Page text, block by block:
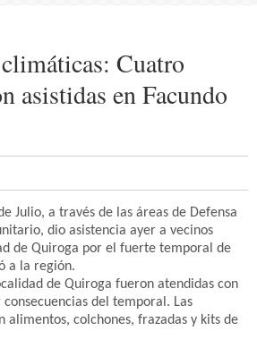
Cuatro
asistidas en Facundo
Julio, a través de las áreas de Defensa
dio asistencia ayer a vecinos
de Quiroga por el fuerte temporal de
a la región.
de Quiroga fueron atendidas con
del temporal. Las
alimentos, colchones, frazadas y kits de